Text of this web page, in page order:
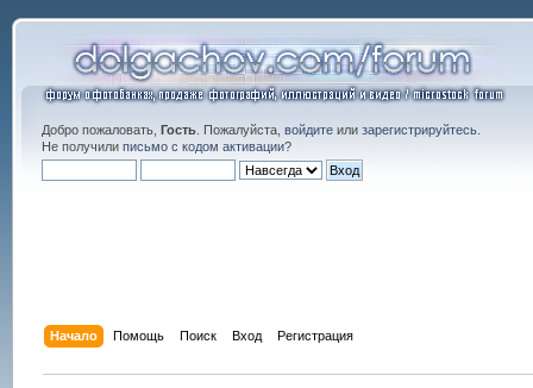
Добро пожаловать, Гость. Пожалуйста, войдитеили зарегистрируйтесь.
Не получили письмо с кодом активации?
Начало Помощь Поиск Вход Регистрация